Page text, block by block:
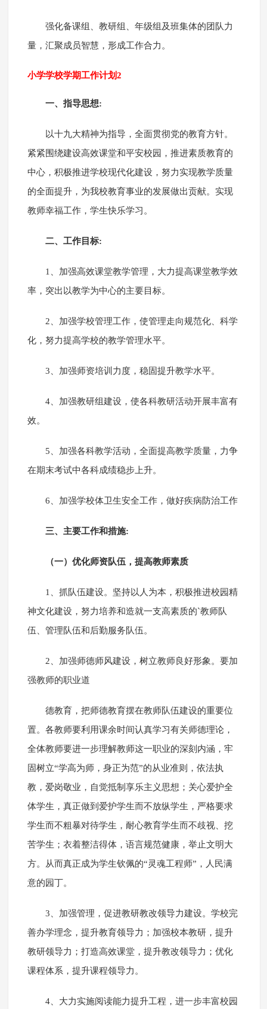
强化备课组、教研组、年级组及班集体的团队力
量，汇聚成员智慧，形成工作合力。
小学学校学期工作计划2
一、指导思想:
以十九大精神为指导，全面贯彻党的教育方针。
紧紧围绕建设高效课堂和平安校园，推进素质教育的
中心，积极推进学校现代化建设，努力实现教学质量
的全面提升，为我校教育事业的发展做出贡献。实现
教师幸福工作，学生快乐学习。
二、工作目标:
1、加强高效课堂教学管理，大力提高课堂教学效
率，突出以教学为中心的主要目标。
2、加强学校管理工作，使管理走向规范化、科学
化，努力提高学校的教学管理水平。
3、加强师资培训力度，稳固提升教学水平。
4、加强教研组建设，使各科教研活动开展丰富有
效。
5、加强各科教学活动，全面提高教学质量，力争
在期末考试中各科成绩稳步上升。
6、加强学校体卫生安全工作，做好疾病防治工作
三、主要工作和措施:
（一）优化师资队伍，提高教师素质
1、抓队伍建设。坚持以人为本，积极推进校园精
神文化建设，努力培养和造就一支高素质的`教师队
伍、管理队伍和后勤服务队伍。
2、加强师德师风建设，树立教师良好形象。要加
强教师的职业道
德教育，把师德教育摆在教师队伍建设的重要位
置。各教师要利用课余时间认真学习有关师德理论，
全体教师要进一步理解教师这一职业的深刻内涵，牢
固树立“学高为师，身正为范”的从业准则，依法执
教，爱岗敬业，自觉抵制享乐主义思想；关心爱护全
体学生，真正做到爱护学生而不放纵学生，严格要求
学生而不粗暴对待学生，耐心教育学生而不歧视、挖
苦学生；衣着整洁得体，语言规范健康，举止文明大
方。从而真正成为学生钦佩的“灵魂工程师”，人民满
意的园丁。
3、加强管理，促进教研教改领导力建设。学校完
善办学理念，提升教育领导力；加强校本教研，提升
教研领导力；打造高效课堂，提升教改领导力；优化
课程体系，提升课程领导力。
4、大力实施阅读能力提升工程，进一步丰富校园